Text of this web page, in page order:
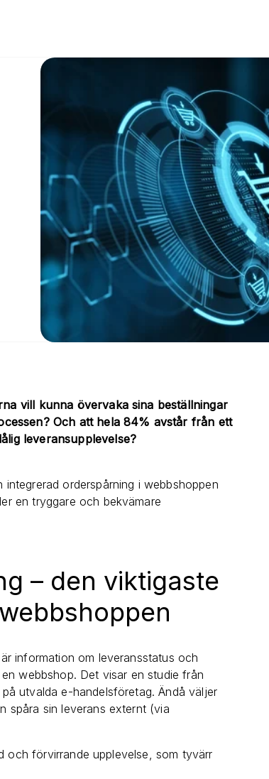
vill kunna övervaka sina beställningar
Och att hela 84% avstår från ett
leveransupplevelse?
integrerad orderspårning i webbshoppen
en tryggare och bekvämare
– den viktigaste
information om leveransstatus och
webbshop. Det visar en studie från
utvalda e-handelsföretag. Ändå väljer
spåra sin leverans externt (via
och förvirrande upplevelse, som tyvärr